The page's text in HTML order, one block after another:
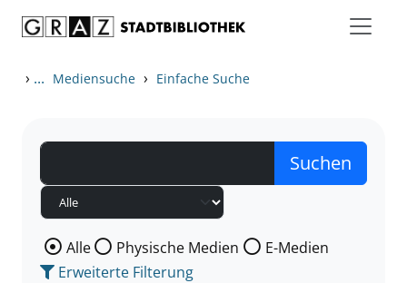
› ... Mediensuche › Einfache Suche
Wählen Sie die Medienart nach der Sie suchen wollen.
Alle Physische Medien
E-Medien
Erweiterte Filterung